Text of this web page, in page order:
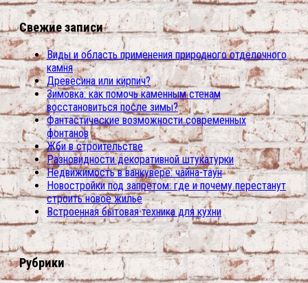
Свежие записи
Виды и область применения природного отделочного
камня
Древесина или кирпич?
Зимовка: как помочь каменным стенам
восстановиться после зимы?
Фантастические возможности современных
фонтанов
Жби в строительстве
Разновидности декоративной штукатурки
Недвижимость в ванкувере: чайна-таун
Новостройки под запретом: где и почему перестанут
строить новое жилье
Встроенная бытовая техника для кухни
Рубрики